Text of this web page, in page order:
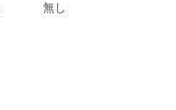
無し